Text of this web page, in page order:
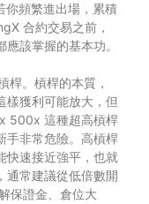
你頻繁進出場，累積
合約交易之前，
該掌握的基本功。
桿。槓桿的本質，
樣獲利可能放大，但
500x 這種超高槓桿
手非常危險。高槓桿
快速接近強平，也就
通常建議從低倍數開
保證金、倉位大